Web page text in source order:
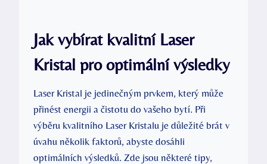
Jak vybírat kvalitní Laser
Kristal pro optimální výsledky
Laser Kristal je jedinečným prvkem, který může
přinést energii a čistotu do vašeho bytí. Při
výběru kvalitního Laser Kristalu je důležité brát v
úvahu několik faktorů, abyste dosáhli
optimálních výsledků. Zde jsou některé tipy,